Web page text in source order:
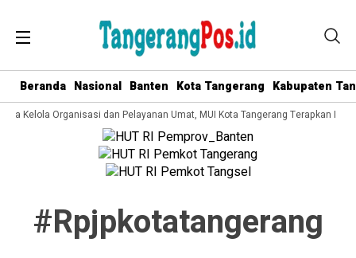
Beranda Nasional Banten Kota Tangerang Kabupaten
Kelola Organisasi dan Pelayanan Umat, MUI Kota Tangerang Terapkan ISO
#rpjpkotatangerang